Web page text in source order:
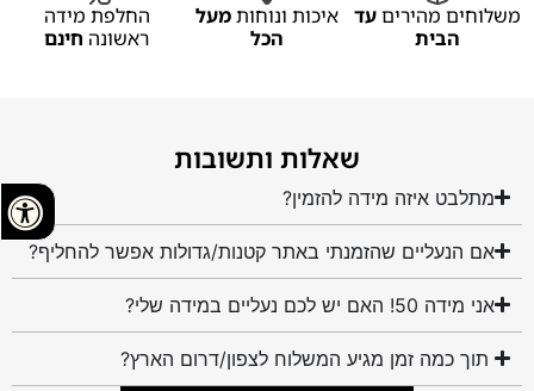
משלוחים מהיריםעד
הבית
איכות ונוחותמעל
הכל
החלפת מידה
ראשונה חינם
שאלות ותשובות
מתלבט איזה מידה להזמין?
אם הנעליים שהזמנתי באתר קטנות/גדולות אפשר להחליף?
אני מידה 50! האם יש לכם נעליים במידה שלי?
תוך כמה זמן מגיע המשלוח לצפון/דרום הארץ?